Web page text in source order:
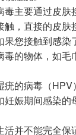
毒主要通过皮
触，直接的皮肤
您接触到感染
毒的物体，如毛
疣的病毒（
妊娠期间感染的
活并不能完全保